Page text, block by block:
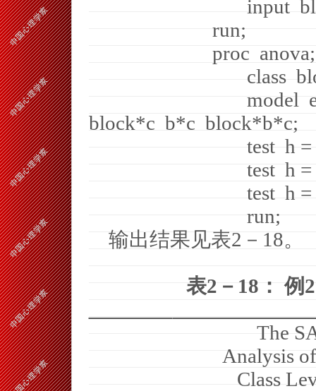
input
run;
proc anova;
class
model
block*c b*c block*b*c;
test h =
test h =
test h
run;
输出结果见表2 － 18。
表2 － 18 ： 例
The
Analysis
Class